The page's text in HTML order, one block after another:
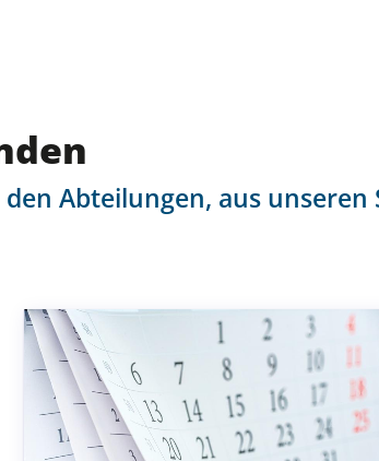
Abteilungen, aus unseren
Social-Media-News